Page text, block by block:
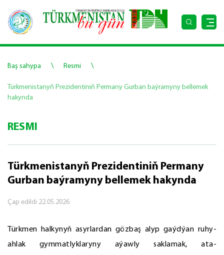
Baş sahypa \ Resmi \
Türkmenistanyň Prezidentiniň Permany Gurban baýramyny bellemek
hakynda
RESMI
Türkmenistanyň Prezidentiniň Permany
Gurban baýramyny bellemek hakynda
Çap edildi 22.05.2026
Türkmen halkynyň asyrlardan gözbaş alyp gaýdýan ruhy-
ahlak gymmatlyklaryny aýawly saklamak, ata-